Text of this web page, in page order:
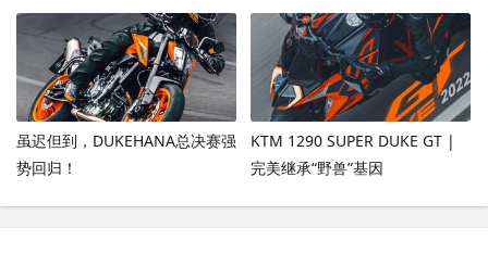
虽迟但到，DUKEHANA总决赛强
势回归！
KTM 1290 SUPER DUKE GT |
完美继承“野兽”基因